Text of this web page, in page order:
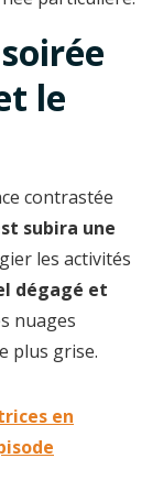
le
contrastée
subira une
les activités
dégagé et
nuages
plus grise.
en